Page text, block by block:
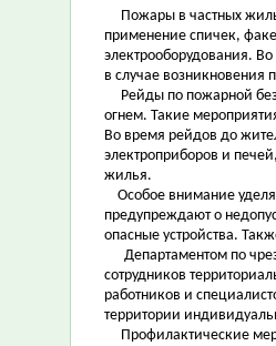
Пожары в частных
применение спичек,
электрооборудования.
в случае возникновения
Рейды по пожарной
огнем. Такие
Во время рейдов до
электроприборов и
жилья.
Особое внимание
предупреждают о
опасные устройства.
Департаментом по
сотрудников
работников и
территории
Профилактические